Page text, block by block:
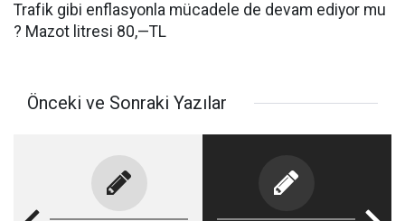
Trafik gibi enflasyonla mücadele de devam ediyor mu
? Mazot litresi 80,—TL
Önceki ve Sonraki Yazılar